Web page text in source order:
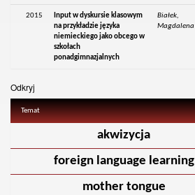
2015
Input w dyskursie klasowym
na przykładzie języka
niemieckiego jako obcego w
szkołach
ponadgimnazjalnych
Białek,
Magdalena
Odkryj
Temat
akwizycja
foreign language learning
mother tongue